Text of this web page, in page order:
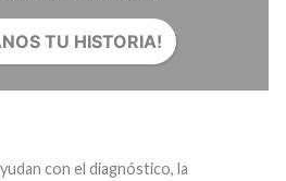
TU HISTORIA!
con el diagnóstico, la